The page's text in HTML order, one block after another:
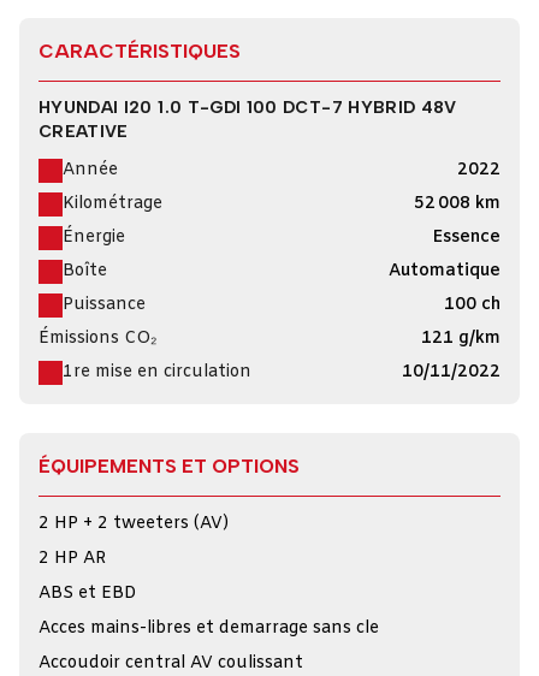
CARACTÉRISTIQUES
HYUNDAI I20 1.0 T-GDI 100 DCT-7 HYBRID 48V
CREATIVE
Année
2022
Kilométrage
52 008 km
Énergie
Essence
Boîte
Automatique
Puissance
100 ch
Émissions CO₂
121 g/km
1re mise en circulation
10/11/2022
ÉQUIPEMENTS ET OPTIONS
2 HP + 2 tweeters (AV)
2 HP AR
ABS et EBD
Acces mains-libres et demarrage sans cle
Accoudoir central AV coulissant